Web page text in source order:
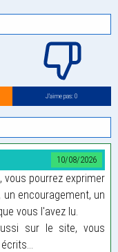
J’aime pas: 0
10/08/2026
pourrez exprimer
encouragement, un
vous l'avez lu.
sur le site, vous